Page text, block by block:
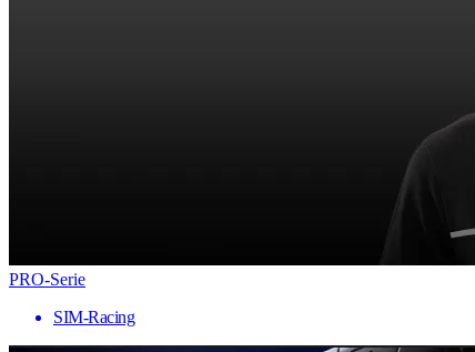
PRO-Serie
SIM-Racing